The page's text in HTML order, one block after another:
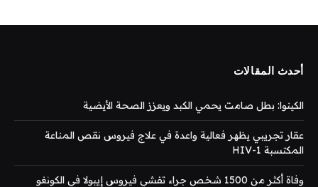
أحدث المقالات
الكينوا: بطل صامت يحمي الكبد ويعزز الصحة الأيضية
عقار تجريبي يظهر فعالية واعدة في علاج فيروس نقص المناعة
المكتسبة HIV-1
وفاة أكثر من 1500 شخص جراء تفشي فيروس إيبولا في الكونغو